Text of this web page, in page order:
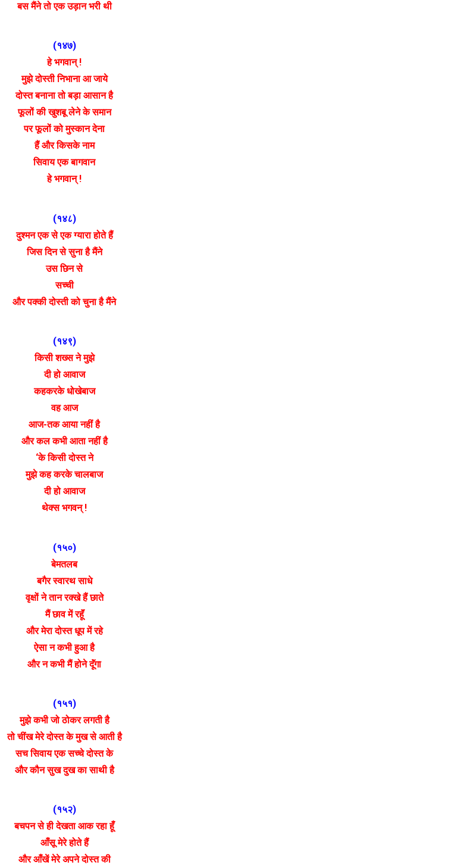
बस मैंने तो एक उड़ान भरी थी
(१४७)
हे भगवान् !
मुझे दोस्ती निभाना आ जाये
दोस्त बनाना तो बड़ा आसान है
फूलों की खुशबू लेने के समान
पर फूलों को मुस्कान देना
हैं और किसके नाम
सिवाय एक बागवान
हे भगवान् !
(१४८)
दुश्मन एक से एक ग्यारा होते हैं
जिस दिन से सुना है मैंने
उस छिन से
सच्ची
और पक्की दोस्ती को चुना है मैंने
(१४९)
किसी शख्स ने मुझे
दी हो आवाज
कहकरके धोखेबाज
वह आज
आज-तक आया नहीं है
और कल कभी आता नहीं है
‘के किसी दोस्त ने
मुझे कह करके चालबाज
दी हो आवाज
थेक्स भगवन् !
(१५०)
बेमतलब
बगैर स्वारथ साधे
वृक्षों ने तान रक्खे हैं छाते
मैं छाव में रहूॅं
और मेरा दोस्त धूप में रहे
ऐसा न कभी हुआ है
और न कभी मैं होने दूॅंगा
(१५१)
मुझे कभी जो ठोकर लगती है
तो चींख मेरे दोस्त के मुख से आती है
सच सिवाय एक सच्चे दोस्त के
और कौन सुख दुख का साथी है
(१५२)
बचपन से ही देखता आक रहा हूँ
आँसू मेरे होते हैं
और आँखें मेरे अपने दोस्त की